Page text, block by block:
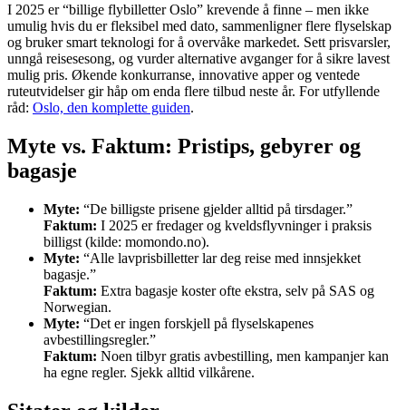
I 2025 er “billige flybilletter Oslo” krevende å finne – men ikke
umulig hvis du er fleksibel med dato, sammenligner flere flyselskap
og bruker smart teknologi for å overvåke markedet. Sett prisvarsler,
unngå reisesesong, og vurder alternative avganger for å sikre lavest
mulig pris. Økende konkurranse, innovative apper og ventede
ruteutvidelser gir håp om enda flere tilbud neste år. For utfyllende
råd: Oslo, den komplette guiden.
Myte vs. Faktum: Pristips, gebyrer og
bagasje
Myte: “De billigste prisene gjelder alltid på tirsdager.”
Faktum: I 2025 er fredager og kveldsflyvninger i praksis
billigst (kilde: momondo.no).
Myte: “Alle lavprisbilletter lar deg reise med innsjekket
bagasje.”
Faktum: Extra bagasje koster ofte ekstra, selv på SAS og
Norwegian.
Myte: “Det er ingen forskjell på flyselskapenes
avbestillingsregler.”
Faktum: Noen tilbyr gratis avbestilling, men kampanjer kan
ha egne regler. Sjekk alltid vilkårene.